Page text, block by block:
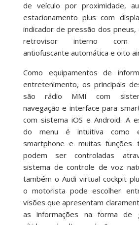
de veículo por proximidade,
estacionamento plus com
indicador de pressão dos pneus,
retrovisor interno com
antiofuscante automática e oito
Como equipamentos de
entretenimento, os principais
são rádio MMI com
navegação e interface para
com sistema iOS e Android. A
do menu é intuitiva como
smartphone e muitas funções
podem ser controladas
sistema de controle de voz
também o Audi virtual cockpit
o motorista pode escolher
visões que apresentam
as informações na forma de